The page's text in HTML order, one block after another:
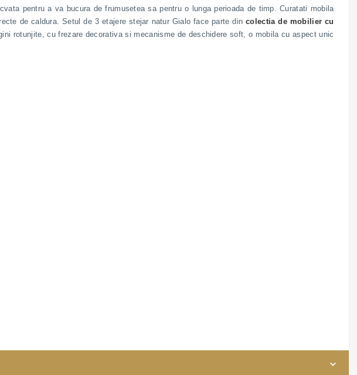
pentru a va bucura de frumusetea sa pentru o lunga perioada de timp. Curatati mobila
de caldura. Setul de 3 etajere stejar natur Gialo face parte dincolectia de mobilier cu
rotunjite, cu frezare decorativa si mecanisme de deschidere soft, o mobila cu aspect unic